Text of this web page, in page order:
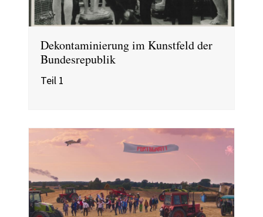
Dekontaminierung im Kunstfeld der
Bundesrepublik
Teil 1